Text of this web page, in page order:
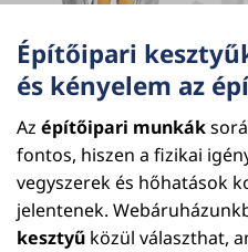
Építőipari
és kényelem az
Az építőipari munkák
fontos, hiszen a fizikai
vegyszerek és hőhatások
jelentenek.
kesztyű közül választhat,